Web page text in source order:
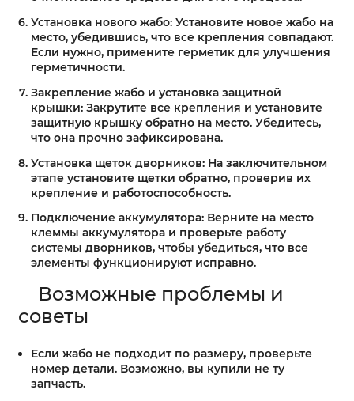
Установка нового жабо: Установите новое жабо на
место, убедившись, что все крепления совпадают.
Если нужно, примените герметик для улучшения
герметичности.
Закрепление жабо и установка защитной
крышки: Закрутите все крепления и установите
защитную крышку обратно на место. Убедитесь,
что она прочно зафиксирована.
Установка щеток дворников: На заключительном
этапе установите щетки обратно, проверив их
крепление и работоспособность.
Подключение аккумулятора: Верните на место
клеммы аккумулятора и проверьте работу
системы дворников, чтобы убедиться, что все
элементы функционируют исправно.
Возможные проблемы и
советы
Если жабо не подходит по размеру, проверьте
номер детали. Возможно, вы купили не ту
запчасть.